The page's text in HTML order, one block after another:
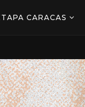
CARACAS